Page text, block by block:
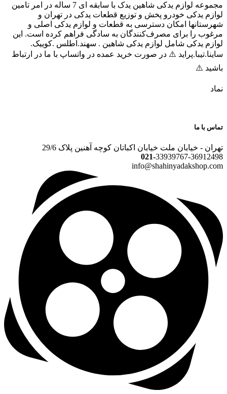
مجموعه لوازم یدکی شاهین یدک با سابقه ای 7 ساله در امر تامین
لوازم یدکی خودرو پخش و توزیع قطعات یدکی در تهران و
شهرستانها امکان دسترسی به قطعات و لوازم یدکی اصلی و
مرغوب را برای مصرف‌کنندگان به سادگی فراهم کرده است. این
لوازم یدکی شامل لوازم یدکی شاهین . سهند.اطلس .کوییک.
ساینا.تیبا.پراید ⚠️ در صورت خرید عمده در واتساپ با ما در ارتباط
باشید ⚠️
نماد
تماس با ما
تهران - خیابان ملت خیابان اکباتان کوچه آهنین پلاک 29/6
021-33939767-36912498
info@shahinyadakshop.com